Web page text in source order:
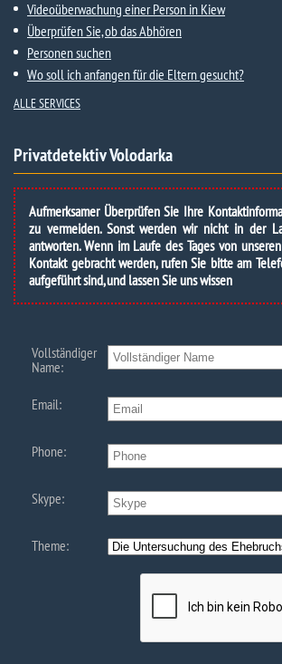
Videoüberwachung einer Person in Kiew
Überprüfen Sie, ob das Abhören
Personen suchen
Wo soll ich anfangen für die Eltern gesucht?
ALLE SERVICES
Privatdetektiv Volodarka
Aufmerksamer Überprüfen Sie Ihre
zu vermeiden. Sonst werden wir nicht in der
antworten. Wenn im Laufe des Tages von
Kontakt gebracht werden, rufen Sie bitte am
aufgeführt sind, und lassen Sie uns wissen
Vollständiger
Name:
Email:
Phone:
Skype:
Theme: